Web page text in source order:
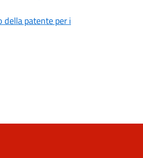
patente per i